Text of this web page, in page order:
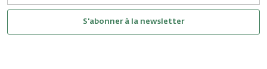
S'abonner à la newsletter